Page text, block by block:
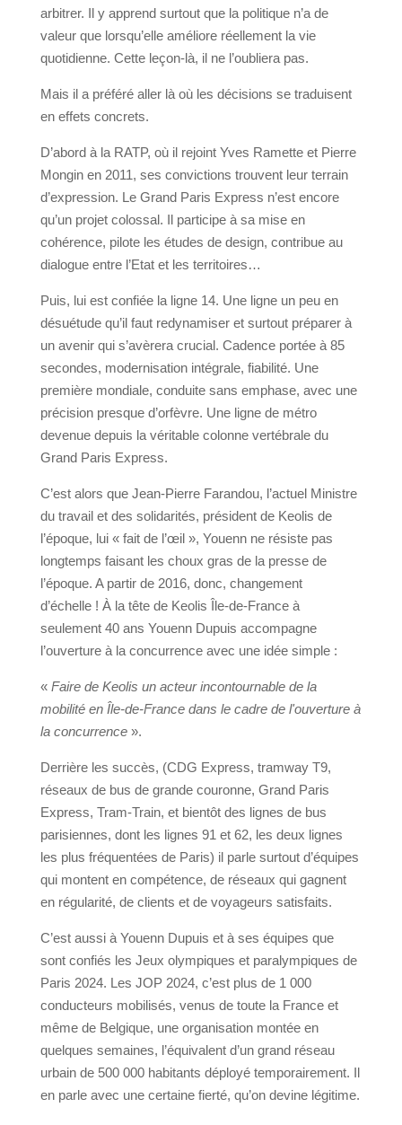
arbitrer. Il y apprend surtout que la politique n’a de
valeur que lorsqu’elle améliore réellement la vie
quotidienne. Cette leçon-là, il ne l’oubliera pas.
Mais il a préféré aller là où les décisions se traduisent
en effets concrets.
D’abord à la RATP, où il rejoint Yves Ramette et Pierre
Mongin en 2011, ses convictions trouvent leur terrain
d’expression. Le Grand Paris Express n’est encore
qu’un projet colossal. Il participe à sa mise en
cohérence, pilote les études de design, contribue au
dialogue entre l’Etat et les territoires…
Puis, lui est confiée la ligne 14. Une ligne un peu en
désuétude qu’il faut redynamiser et surtout préparer à
un avenir qui s’avèrera crucial. Cadence portée à 85
secondes, modernisation intégrale, fiabilité. Une
première mondiale, conduite sans emphase, avec une
précision presque d’orfèvre. Une ligne de métro
devenue depuis la véritable colonne vertébrale du
Grand Paris Express.
C’est alors que Jean-Pierre Farandou, l’actuel Ministre
du travail et des solidarités, président de Keolis de
l’époque, lui « fait de l’œil », Youenn ne résiste pas
longtemps faisant les choux gras de la presse de
l’époque. A partir de 2016, donc, changement
d’échelle ! À la tête de Keolis Île-de-France à
seulement 40 ans Youenn Dupuis accompagne
l’ouverture à la concurrence avec une idée simple :
« Faire de Keolis un acteur incontournable de la
mobilité en Île-de-France dans le cadre de l'ouverture à
la concurrence».
Derrière les succès, (CDG Express, tramway T9,
réseaux de bus de grande couronne, Grand Paris
Express, Tram-Train, et bientôt des lignes de bus
parisiennes, dont les lignes 91 et 62, les deux lignes
les plus fréquentées de Paris) il parle surtout d’équipes
qui montent en compétence, de réseaux qui gagnent
en régularité, de clients et de voyageurs satisfaits.
C’est aussi à Youenn Dupuis et à ses équipes que
sont confiés les Jeux olympiques et paralympiques de
Paris 2024. Les JOP 2024, c’est plus de 1 000
conducteurs mobilisés, venus de toute la France et
même de Belgique, une organisation montée en
quelques semaines, l’équivalent d’un grand réseau
urbain de 500 000 habitants déployé temporairement. Il
en parle avec une certaine fierté, qu’on devine légitime.